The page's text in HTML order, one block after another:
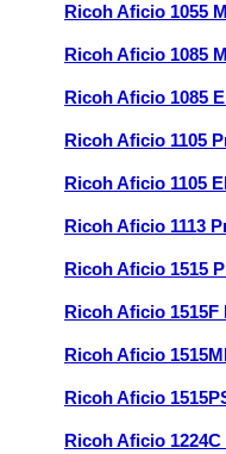
Ricoh Aficio 1055
Ricoh Aficio 1085
Ricoh Aficio 1085
Ricoh Aficio 1105
Ricoh Aficio 1105
Ricoh Aficio 1113
Ricoh Aficio 1515
Ricoh Aficio
Ricoh Aficio
Ricoh Aficio
Ricoh Aficio